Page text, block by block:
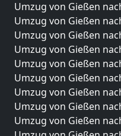
Umzug von Gießen
Umzug von Gießen
Umzug von Gießen
Umzug von Gießen
Umzug von Gießen
Umzug von Gießen
Umzug von Gießen
Umzug von Gießen
Umzug von Gießen